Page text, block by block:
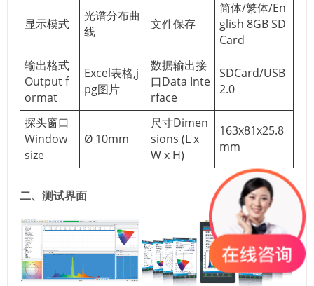
显示模式
光谱分布曲
线
文件保存
简体/繁体/En
glish 8GB SD
Card
输出格式
Output f
ormat
Excel表格,j
pg图片
数据输出接
口Data Inte
rface
SDCard/USB
2.0
探头窗口
Window
size
Ø 10mm
尺寸Dimen
sions (L x
W x H)
163x81x25.8
mm
二、测试界面